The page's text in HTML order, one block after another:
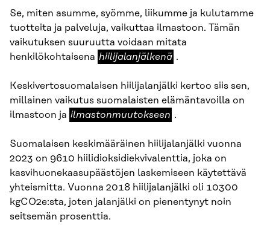
Se, miten asumme, syömme, liikumme ja kulutamme
tuotteita ja palveluja, vaikuttaa ilmastoon. Tämän
vaikutuksen suuruutta voidaan mitata
henkilökohtaisena hiilijalanjälkenä
hiilijalanjälkenä .
Keskivertosuomalaisen hiilijalanjälki kertoo siis sen,
millainen vaikutus suomalaisten elämäntavoilla on
ilmastoon ja ilmastonmuutokseen
ilmastonmuutokseen .
Suomalaisen keskimääräinen hiilijalanjälki vuonna
2023 on 9610 hiilidioksidiekvivalenttia, joka on
kasvihuonekaasupäästöjen laskemiseen käytettävä
yhteismitta. Vuonna 2018 hiilijalanjälki oli 10300
kgCO2e:sta, joten jalanjälki on pienentynyt noin
seitsemän prosenttia.